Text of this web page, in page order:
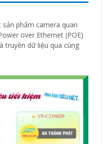
sản phẩm camera quan
over Ethernet (POE)
truyền dữ liệu qua cùng